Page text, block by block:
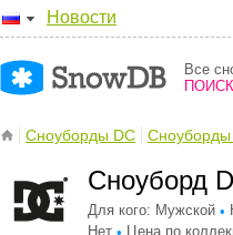
Новости
Все
ПОИСК
Сноуборды DC Сноуборды
Сноуборд
Для кого: Мужской •
Нет • Цена по